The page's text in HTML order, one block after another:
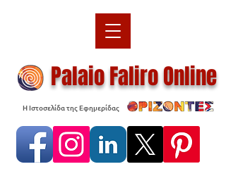
Palaio Faliro Online
Η Ιστοσελίδα της Εφημερίδας